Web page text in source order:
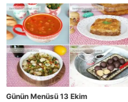
Günün Menüsü 13 Ekim